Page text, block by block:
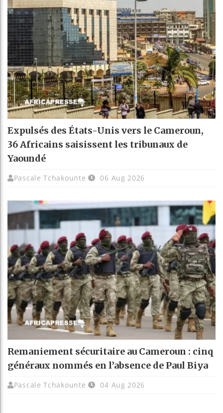
Expulsés des États-Unis vers le Cameroun,
36 Africains saisissent les tribunaux de
Yaoundé
Pascale Tchakounte 06 Aug 2026
Remaniement sécuritaire au Cameroun : cinq
généraux nommés en l’absence de Paul Biya
Pascale Tchakounte 04 Aug 2026